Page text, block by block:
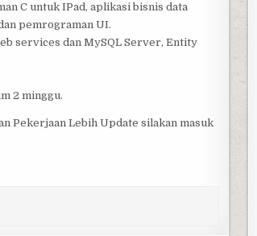
C untuk IPad, aplikasi bisnis data
pemrograman UI.
services dan MySQL Server, Entity
2 minggu.
Pekerjaan Lebih Update silakan masuk